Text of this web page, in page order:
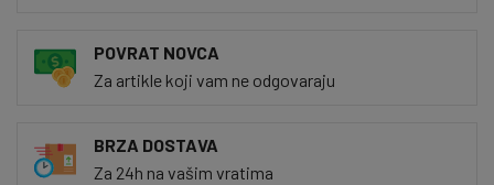
POVRAT NOVCA
Za artikle koji vam ne odgovaraju
BRZA DOSTAVA
Za 24h na vašim vratima